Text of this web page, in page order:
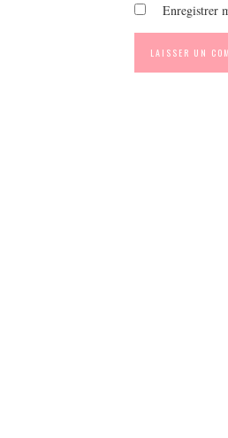
Enregistrer